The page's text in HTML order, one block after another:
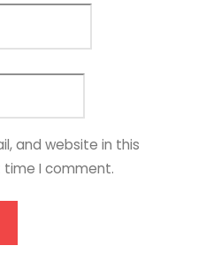
and website in this
I comment.